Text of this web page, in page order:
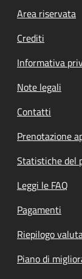
Footer
Area riservata
Crediti
Informativa
Note legali
Contatti
Prenotazione
Statistiche del
Leggi le FAQ
Pagamenti
Riepilogo
Piano di